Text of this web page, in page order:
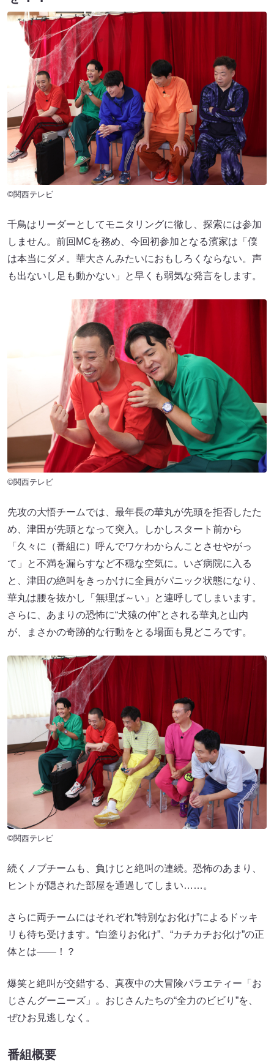
©関西テレビ
千鳥はリーダーとしてモニタリングに徹し、探索には参加
しません。前回MCを務め、今回初参加となる濱家は「僕
は本当にダメ。華大さんみたいにおもしろくならない。声
も出ないし足も動かない」と早くも弱気な発言をします。
©関西テレビ
先攻の大悟チームでは、最年長の華丸が先頭を拒否したた
め、津田が先頭となって突入。しかしスタート前から
「久々に（番組に）呼んでワケわからんことさせやがっ
て」と不満を漏らすなど不穏な空気に。いざ病院に入る
と、津田の絶叫をきっかけに全員がパニック状態になり、
華丸は腰を抜かし「無理ば～い」と連呼してしまいます。
さらに、あまりの恐怖に“犬猿の仲”とされる華丸と山内
が、まさかの奇跡的な行動をとる場面も見どころです。
©関西テレビ
続くノブチームも、負けじと絶叫の連続。恐怖のあまり、
ヒントが隠された部屋を通過してしまい……。
さらに両チームにはそれぞれ“特別なお化け”によるドッキ
リも待ち受けます。“白塗りお化け”、“カチカチお化け”の正
体とは――！？
爆笑と絶叫が交錯する、真夜中の大冒険バラエティー「お
じさんグーニーズ」。おじさんたちの“全力のビビり”を、
ぜひお見逃しなく。
番組概要